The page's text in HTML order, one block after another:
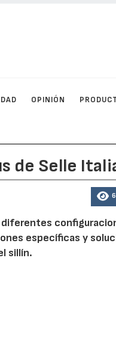
OPINIÓN
de Selle
específicas y
sillín.